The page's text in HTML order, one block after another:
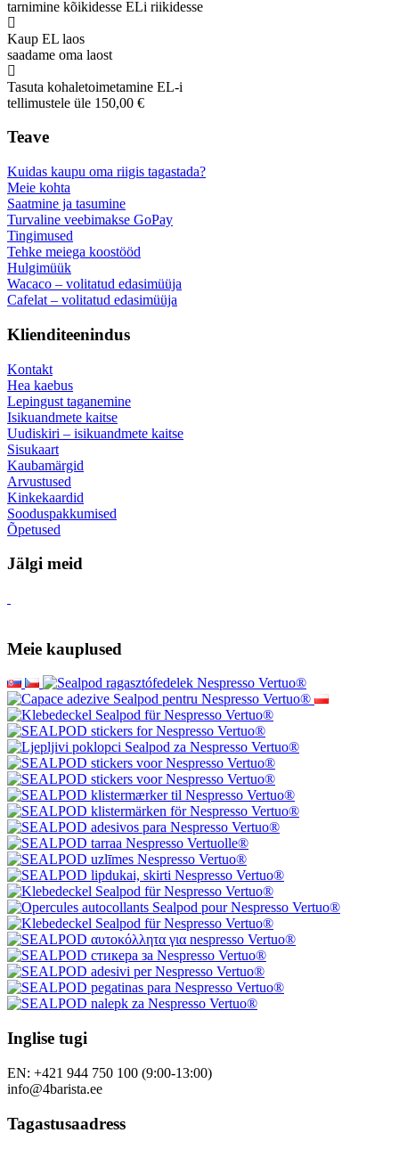
tarnimine kõikidesse ELi riikidesse
Kaup EL laos
saadame oma laost
Tasuta kohaletoimetamine EL-i
tellimustele üle 150,00 €
Teave
Kuidas kaupu oma riigis tagastada?
Meie kohta
Saatmine ja tasumine
Turvaline veebimakse GoPay
Tingimused
Tehke meiega koostööd
Hulgimüük
Wacaco – volitatud edasimüüja
Cafelat – volitatud edasimüüja
Klienditeenindus
Kontakt
Hea kaebus
Lepingust taganemine
Isikuandmete kaitse
Uudiskiri – isikuandmete kaitse
Sisukaart
Kaubamärgid
Arvustused
Kinkekaardid
Sooduspakkumised
Õpetused
Jälgi meid
Meie kauplused
Inglise tugi
EN: +421 944 750 100 (9:00-13:00)
info@4barista.ee
Tagastusaadress